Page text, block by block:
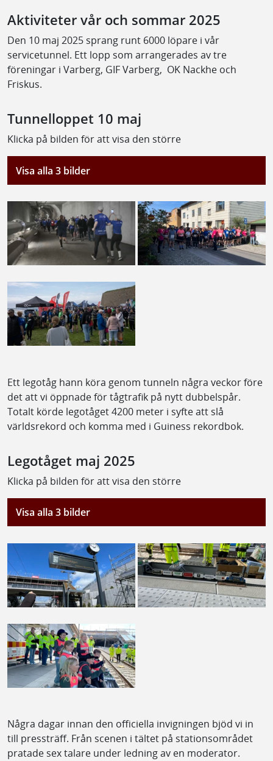
Aktiviteter vår och sommar 2025
Den 10 maj 2025 sprang runt 6000 löpare i vår
servicetunnel. Ett lopp som arrangerades av tre
föreningar i Varberg, GIF Varberg, OK Nackhe och
Friskus.
Tunnelloppet 10 maj
Klicka på bilden för att visa den större
Visa alla 3 bilder
Ett legotåg hann köra genom tunneln några veckor före
det att vi öppnade för tågtrafik på nytt dubbelspår.
Totalt körde legotåget 4200 meter i syfte att slå
världsrekord och komma med i Guiness rekordbok.
Legotåget maj 2025
Klicka på bilden för att visa den större
Visa alla 3 bilder
Några dagar innan den officiella invigningen bjöd vi in
till pressträff. Från scenen i tältet på stationsområdet
pratade sex talare under ledning av en moderator.